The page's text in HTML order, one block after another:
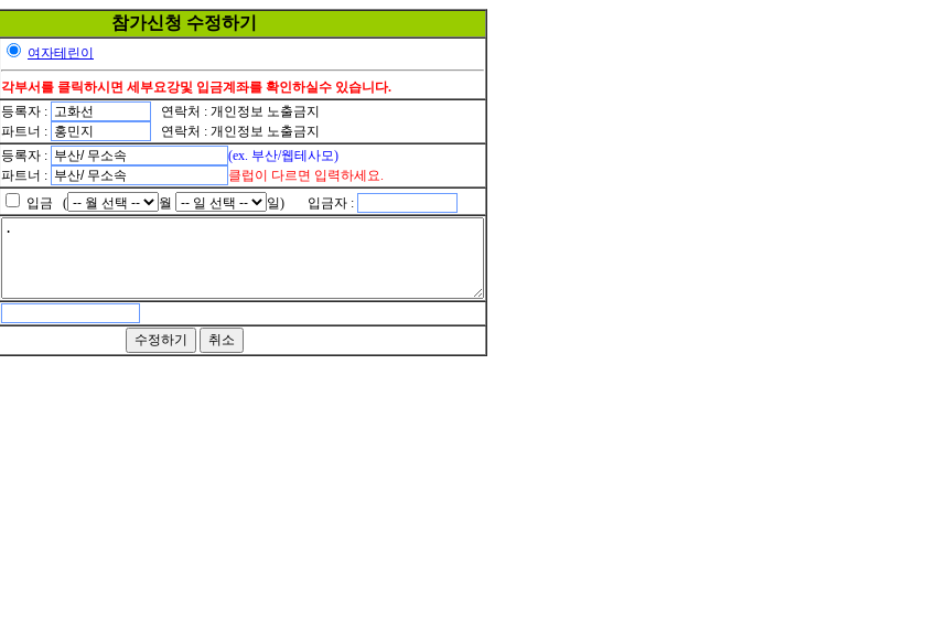
참가신청 수정하기
여자테린이
각부서를 클릭하시면 세부요강및 입금계좌를 확인하실수 있습니다.
등록자 :
연락처 : 개인정보 노출금지
파트너 :
연락처 : 개인정보 노출금지
등록자 :
(ex. 부산/웹테사모)
파트너 :
클럽이 다르면 입력하세요.
입금 ( 월 일) 입금자 :